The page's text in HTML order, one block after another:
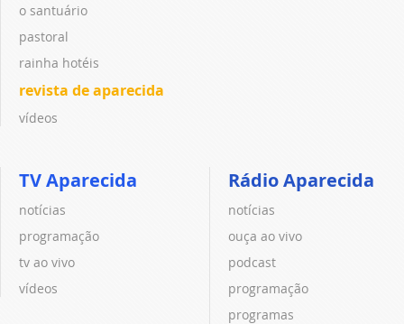
o santuário
pastoral
rainha hotéis
revista de aparecida
vídeos
TV Aparecida
notícias
programação
tv ao vivo
vídeos
Rádio Aparecida
notícias
ouça ao vivo
podcast
programação
programas